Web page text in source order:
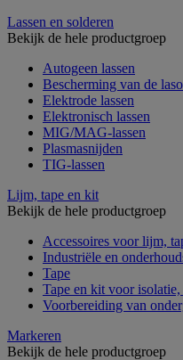
Lassen en solderen
Bekijk de hele productgroep
Autogeen lassen
Bescherming van de
Elektrode lassen
Elektronisch lassen
MIG/MAG-lassen
Plasmasnijden
TIG-lassen
Lijm, tape en kit
Bekijk de hele productgroep
Accessoires voor lijm,
Industriële en
Tape
Tape en kit voor
Voorbereiding van
Markeren
Bekijk de hele productgroep